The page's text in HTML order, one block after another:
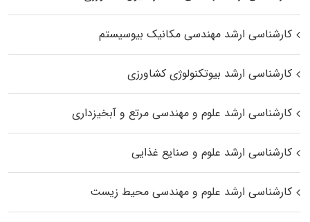
کارشناسی ارشد مهندسی مکانیک بیوسیستم
کارشناسی ارشد بیوتکنولوژی کشاورزی
کارشناسی ارشد علوم و مهندسی مرتع و آبخیزداری
کارشناسی ارشد علوم و صنایع غذایی
کارشناسی ارشد علوم و مهندسی محیط زیست